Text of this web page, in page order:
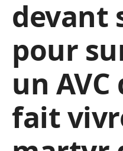
devant
pour
un
fait